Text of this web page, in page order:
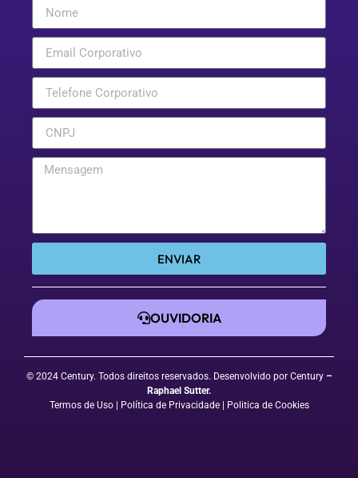
ENVIAR
OUVIDORIA
© 2024 Century. Todos direitos reservados. Desenvolvido por Century –
Raphael Sutter.
Termos de Uso
| Política de Privacidade| Politica de Cookies